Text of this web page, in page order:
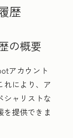
歴
の概要
アカウント
れにより、ア
シャリストな
を提供できま